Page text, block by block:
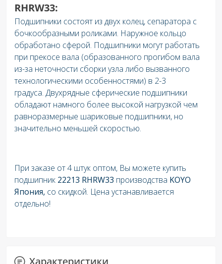
RHRW33:
Подшипники состоят из двух колец, сепаратора с
бочкообразными роликами. Наружное кольцо
обработано сферой. Подшипники могут работать
при прекосе вала (образованного прогибом вала
из-за неточности сборки узла либо вызванного
технологическими особенностями) в 2-3
градуса. Двухрядные сферические подшипники
обладают намного более высокой нагрузкой чем
равноразмерные шариковые подшипники, но
значительно меньшей скоростью.
При заказе от 4 штук оптом, Вы можете купить
подшипник 22213 RHRW33 производства KOYO
Япония, со скидкой. Цена устанавливается
отдельно!
Характеристики